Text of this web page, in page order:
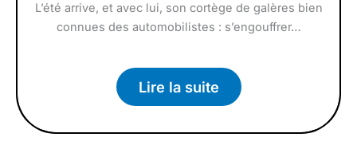
L’été arrive, et avec lui, son cortège de galères bien
connues des automobilistes : s’engouffrer…
Lire la suite